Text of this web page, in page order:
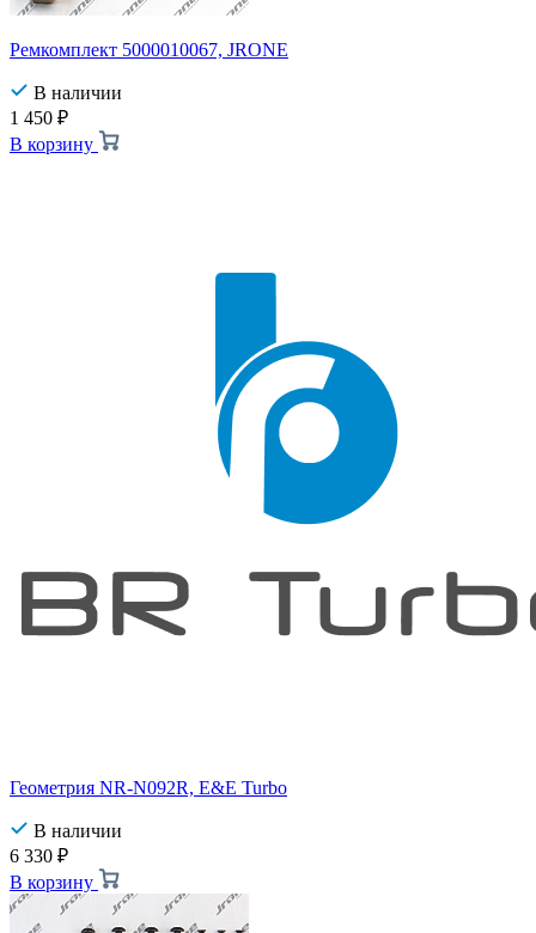
Ремкомплект 5000010067, JRONE
В наличии
1 450 ₽
В корзину
Геометрия NR-N092R, E&E Turbo
В наличии
6 330 ₽
В корзину